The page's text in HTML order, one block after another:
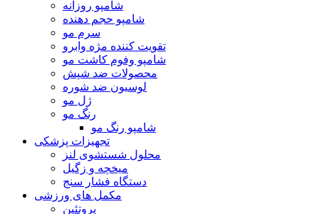
شامپو روزانه
شامپو حجم دهنده
سرم مو
تقویت کننده مژه وابرو
شامپو وفوم کاشت مو
محصولات ضد شپش
لوسیون ضد شوره
ژل مو
رنگ مو
شامپو رنگ مو
تجهیزات پزشکی
محلول شستشوی لنز
میخچه و زگیل
دستگاه فشار سنج
مکمل های ورزشی
پروتئین